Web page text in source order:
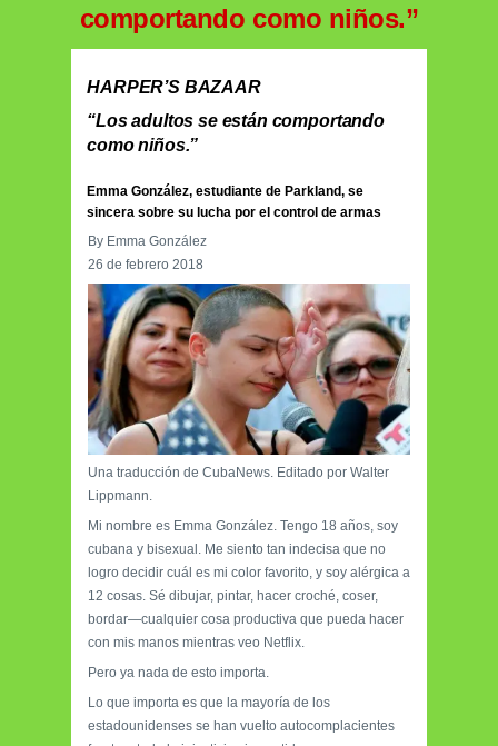
comportando como niños.”
HARPER’S BAZAAR
“Los adultos se están comportando
como niños.”
Emma González, estudiante de Parkland, se
sincera sobre su lucha por el control de armas
By Emma González
26 de febrero 2018
Una traducción de CubaNews. Editado por Walter
Lippmann.
Mi nombre es Emma González. Tengo 18 años, soy
cubana y bisexual. Me siento tan indecisa que no
logro decidir cuál es mi color favorito, y soy alérgica a
12 cosas. Sé dibujar, pintar, hacer croché, coser,
bordar—cualquier cosa productiva que pueda hacer
con mis manos mientras veo Netflix.
Pero ya nada de esto importa.
Lo que importa es que la mayoría de los
estadounidenses se han vuelto autocomplacientes